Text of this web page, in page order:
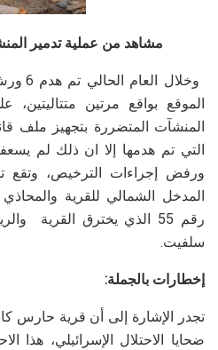
مشاهد من عملية تدمير
الموقع بواقع مرتين
المنشآت المتضررة بتجهيز ملف
التي تم هدمها إلا ان ذلك لم
ورفض إجراءات الترخيص،
المدخل الشمالي للقرية
رقم 55 الذي يخترق
سلفيت.
إخطارات بالجملة:
تجدر الإشارة إلى أن قرية حارس
ضحايا الاحتلال الإسرائيلي، هذا